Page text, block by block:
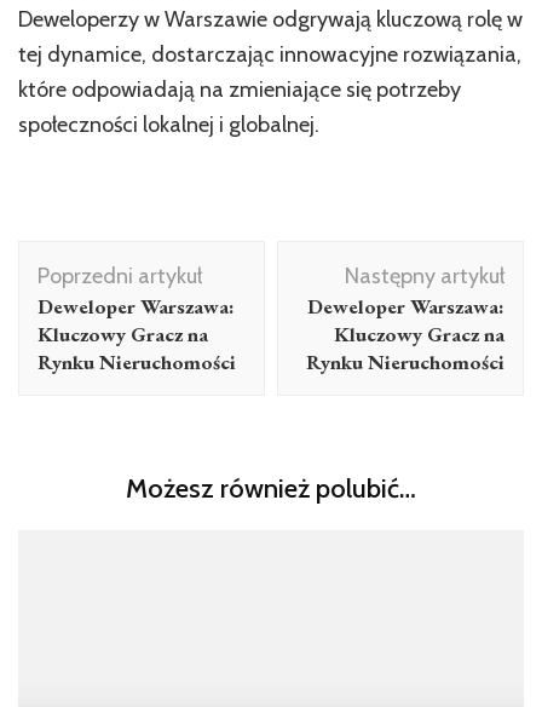
Deweloperzy w Warszawie odgrywają kluczową rolę w
tej dynamice, dostarczając innowacyjne rozwiązania,
które odpowiadają na zmieniające się potrzeby
społeczności lokalnej i globalnej.
Nawigacja
wpisu
Poprzedni artykuł
Deweloper Warszawa:
Kluczowy Gracz na
Rynku Nieruchomości
Następny artykuł
Deweloper Warszawa:
Kluczowy Gracz na
Rynku Nieruchomości
Możesz również polubić…